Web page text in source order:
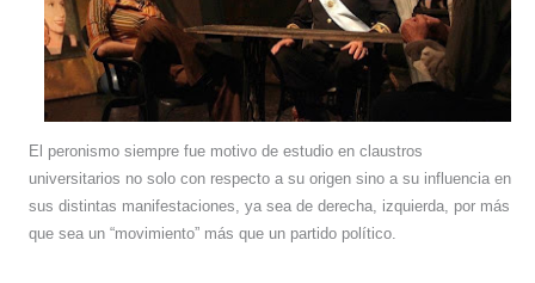
El peronismo siempre fue motivo de estudio en claustros
universitarios no solo con respecto a su origen sino a su influencia en
sus distintas manifestaciones, ya sea de derecha, izquierda, por más
que sea un “movimiento” más que un partido político.